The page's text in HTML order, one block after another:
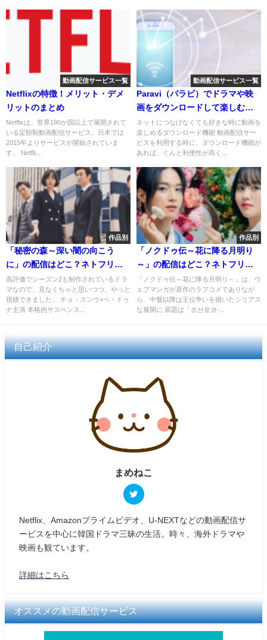
動画配信サービス一覧
Netflixの特徴！メリット・デメ
リットのまとめ
Netflixは、世界190か国以上で展開されて
いる定額制動画配信サービス。日本では
2015年よりサービスが開始されていま
す。 Netfli...
動画配信サービス一覧
Paravi（パラビ）でドラマや映
画をダウンロードして楽しむ方
法
ネットにつなげなくても好きな時に動画を
楽しめるダウンロード機能 動画配信サー
ビスを利用する時に、ダウンロード機能が
あれば、ぐんと利便性が高く...
作品別
「秘密の森～深い闇の向こう
に」の配信はどこ？ネトフリ・
U-NEXT・Huluの配信予定
高評価でシーズン2も制作されているドラ
マなので、見なくちゃと思いつつ、やっと
視聴できました。 チョ・スンウ×ペ・ドゥ
ナ主演 本格的サスペンス...
作品別
「ノクドゥ伝～花に降る月明り
～」の配信はどこ？ネトフリ・
U-NEXT・Huluの配信予定
「ノクドゥ伝～花に降る月明り～」は、ウ
ェブマンガが原作のラブコメでありなが
ら、中盤以降は王位争いを描いたシリアス
な展開に 原題は「조선로코-...
自己紹介
まめねこ
Netflix、Amazonプライムビデオ、U-NEXTなどの動画配信サ
ービスを中心に韓国ドラマ三昧の生活。時々、海外ドラマや
映画も観ています。
詳細はこちら
オススメの動画配信サービス